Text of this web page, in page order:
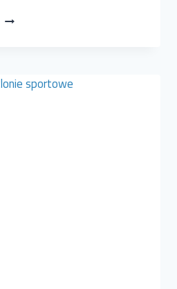
CAPCHEM
ROCZNIKA
2016